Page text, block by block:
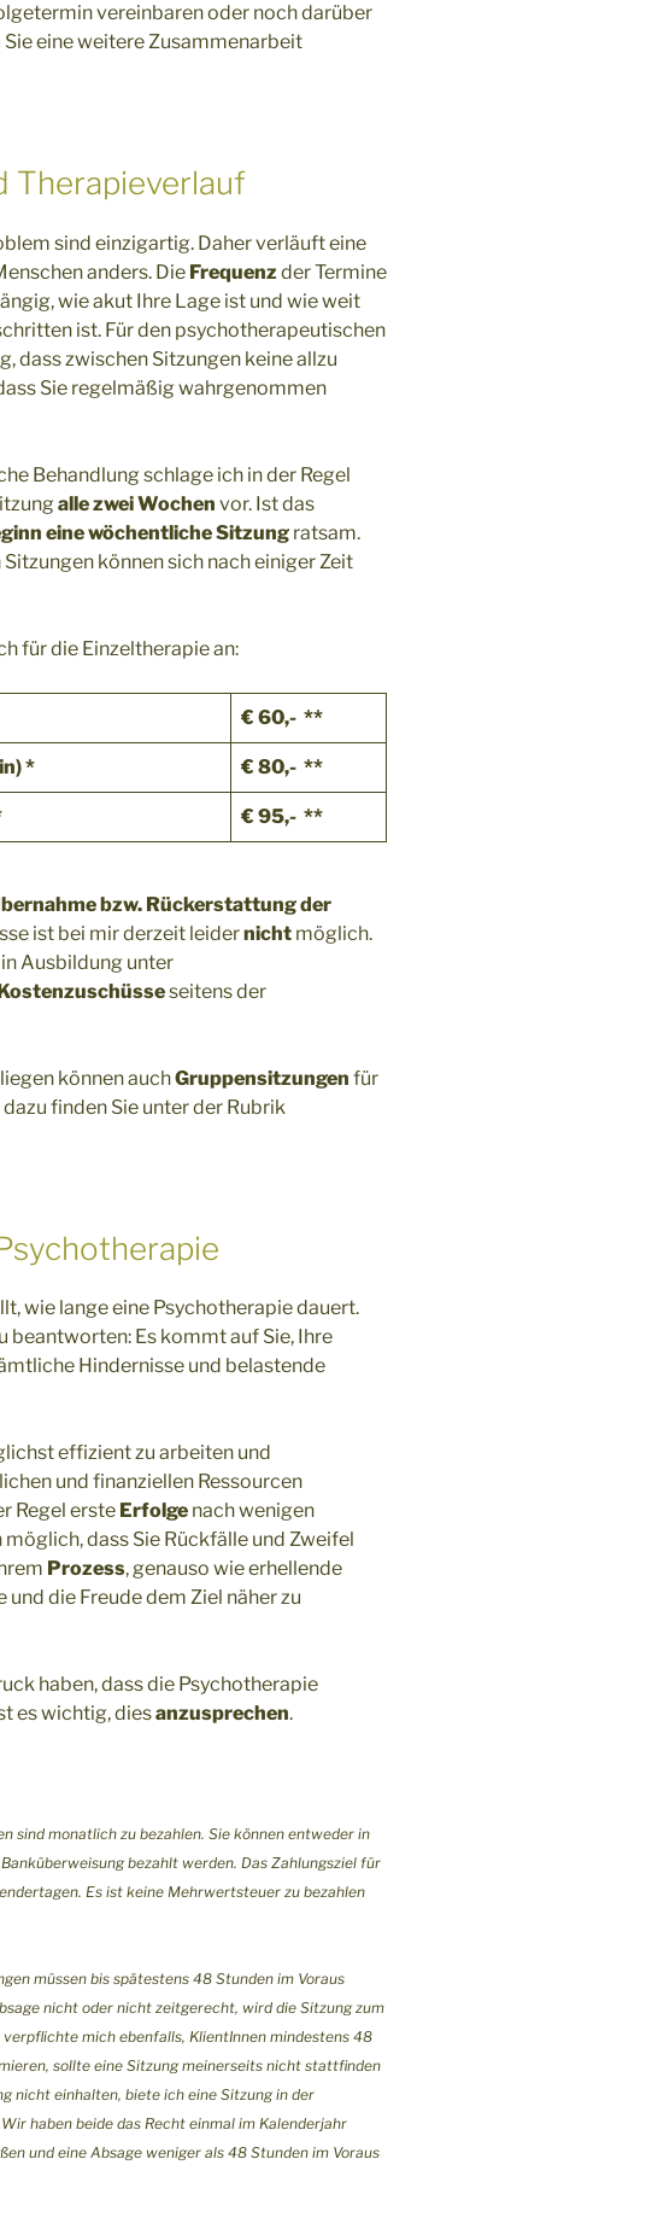
vereinbaren oder noch darüber
eine weitere Zusammenarbeit
Therapieverlauf
sind einzigartig. Daher verläuft eine
anders. Die Frequenz der Termine
wie akut Ihre Lage ist und wie weit
ist. Für den psychotherapeutischen
dass zwischen Sitzungen keine allzu
Sie regelmäßig wahrgenommen
Behandlung schlage ich in der Regel
alle zwei Wochen vor. Ist das
eine wöchentliche Sitzungratsam.
können sich nach einiger Zeit
für die Einzeltherapie an:
€ 60,- **
* € 80,- **
€ 95,- **
bzw. Rückerstattung der
ist bei mir derzeit leidernichtmöglich.
Ausbildung unter
seitens der
können auchGruppensitzungen für
finden Sie unter der Rubrik
wie lange eine Psychotherapie dauert.
beantworten: Es kommt auf Sie, Ihre
Hindernisse und belastende
effizient zu arbeiten und
und finanziellen Ressourcen
Regel erste Erfolgenach wenigen
möglich, dass Sie Rückfälle und Zweifel
Prozess, genauso wie erhellende
die Freude dem Ziel näher zu
haben, dass die Psychotherapie
es wichtig, diesanzusprechen.
sind monatlich zu bezahlen. Sie können entweder in
bezahlt werden. Das Zahlungsziel für
agen. Es ist keine Mehrwertsteuer zu bezahlen
müssen bis spätestens 48 Stunden im Voraus
nicht oder nicht zeitgerecht, wird die Sitzung zum
mich ebenfalls, KlientInnen mindestens 48
sollte eine Sitzung meinerseits nicht stattfinden
nicht einhalten, biete ich eine Sitzung in der
haben beide das Recht einmal im Kalenderjahr
und eine Absage weniger als 48 Stunden im Voraus